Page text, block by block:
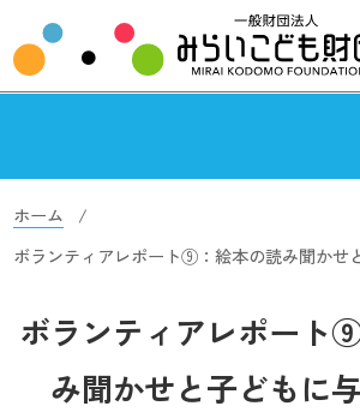
ホーム
ボランティアレポート⑨：絵本の読み聞かせ
ボランティアレポート
み聞かせと子どもに